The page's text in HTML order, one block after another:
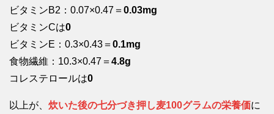
ビタミンB2：0.07×0.47＝ 0.03mg
ビタミンCは0
ビタミンE：0.3×0.43＝ 0.1mg
食物繊維：10.3×0.47＝ 4.8g
コレステロールは0
以上が、 炊いた後の七分づき押し麦100グラムの栄養価に